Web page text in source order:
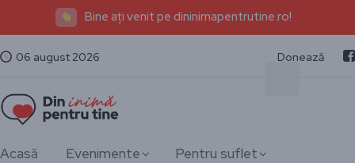
Bine ați venit pe dininimapentrutine.ro!
06 august 2026 Donează
Acasă Evenimente Pentru suflet